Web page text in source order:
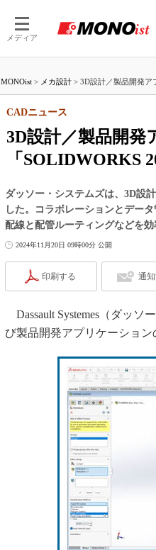
メディア
つなが
MONOist > メカ設計 > 3D設計／製品開発ア
3D設計／製品開発
「SOLIDWORKS
CADニュース
ダッソー・システムズは、3D設
した。コラボレーションとデー
配線と配管ルーティングなどを効
2024年11月20日 09時00分 公開
印刷する 通
Dassault Systemes（ダッソ
び製品開発アプリケーション